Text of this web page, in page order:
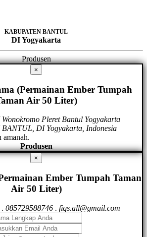
KABUPATEN BANTUL
DI Yogyakarta
Produsen
×
(Permainan Ember Tumpah
Air 50 Liter)
Pleret Bantul Yogyakarta
DI Yogyakarta, Indonesia
amanah.
Produsen
×
Ember Tumpah Taman
Air 50 Liter)
. 085729588746 . fiqs.all@gmail.com